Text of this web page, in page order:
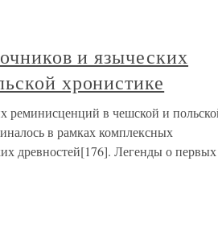
и языческих
хронистике
реминисценций в чешской и
в рамках комплексных
древностей[176]. Легенды о первых